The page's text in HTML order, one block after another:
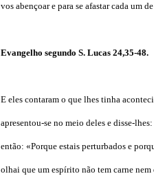
vos abençoar e para se afastar cada um
Evangelho segundo S. Lucas 24,35-48.
E eles contaram o que lhes tinha
apresentou-se no meio deles e disse-
então: «Porque estais perturbados e
olhai que um espírito não tem carne